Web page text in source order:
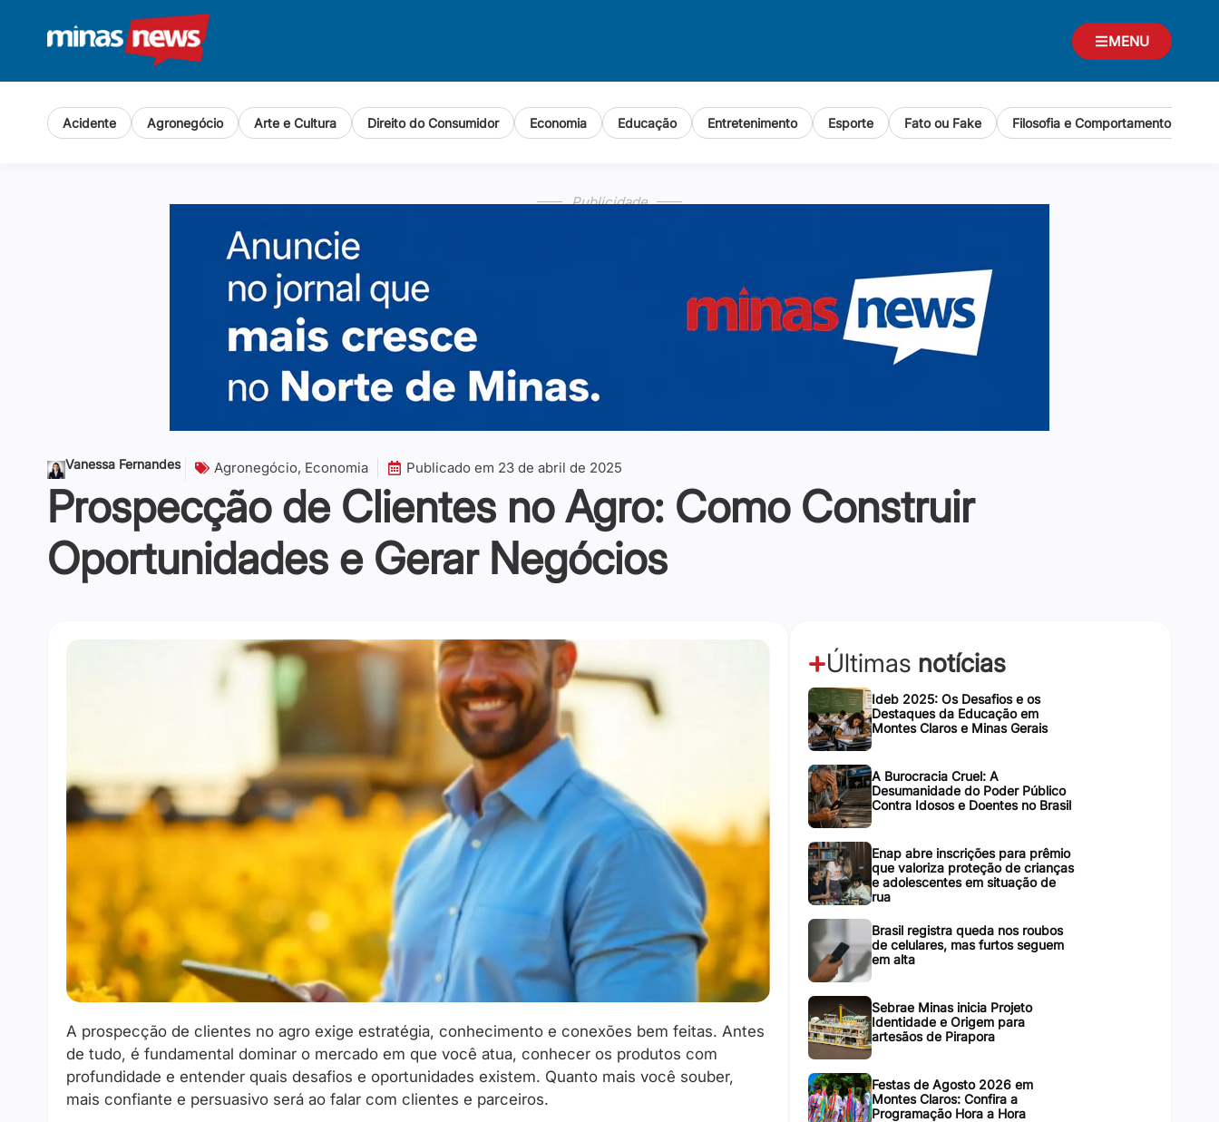
MENU
Acidente Agronegócio Arte e Cultura Direito do Consumidor Economia Educação Entretenimento Esporte Fato ou Fake Filosofia e Comportamento
Publicidade
Vanessa Fernandes Agronegócio, Economia Publicado em 23 de abril de 2025
Prospecção de Clientes no Agro: Como Construir
Oportunidades e Gerar Negócios
A prospecção de clientes no agro exige estratégia, conhecimento e conexões bem feitas. Antes
de tudo, é fundamental dominar o mercado em que você atua, conhecer os produtos com
profundidade e entender quais desafios e oportunidades existem. Quanto mais você souber,
mais confiante e persuasivo será ao falar com clientes e parceiros.
Últimas notícias
Ideb 2025: Os Desafios e os
Destaques da Educação em
Montes Claros e Minas Gerais
A Burocracia Cruel: A
Desumanidade do Poder Público
Contra Idosos e Doentes no Brasil
Enap abre inscrições para prêmio
que valoriza proteção de crianças
e adolescentes em situação de
rua
Brasil registra queda nos roubos
de celulares, mas furtos seguem
em alta
Sebrae Minas inicia Projeto
Identidade e Origem para
artesãos de Pirapora
Festas de Agosto 2026 em
Montes Claros: Confira a
Programação Hora a Hora